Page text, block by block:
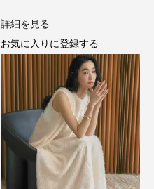
詳細を見る
お気に入りに登録する